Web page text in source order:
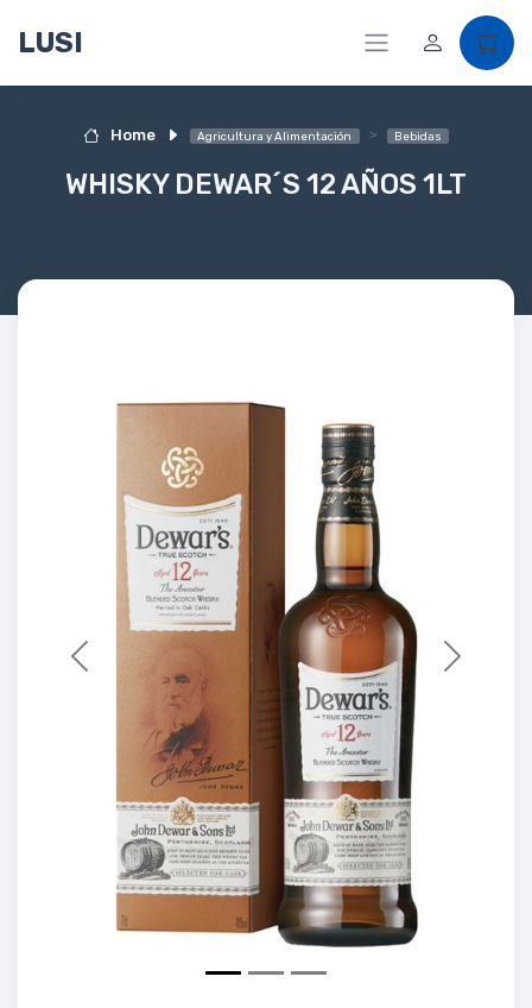
LUSI
Home Agricultura y Alimentación Bebidas
WHISKY DEWAR´S 12 AÑOS 1LT
Previous Next